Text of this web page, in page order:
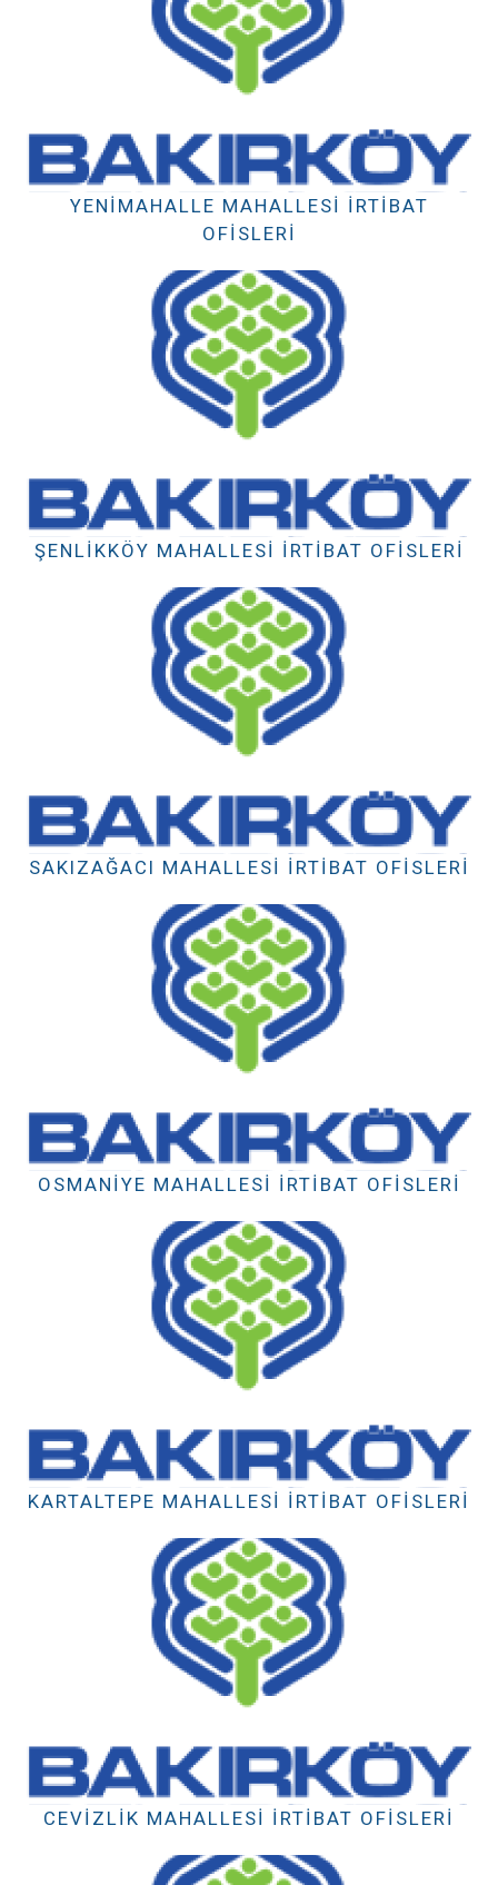
YENIMAHALLE MAHALLESI İRTIBAT
OFISLERI
ŞENLIKKÖY MAHALLESI İRTIBAT OFISLERI
SAKIZAĞACI MAHALLESI İRTIBAT OFISLERI
OSMANIYE MAHALLESI İRTIBAT OFISLERI
KARTALTEPE MAHALLESI İRTIBAT OFISLERI
CEVIZLIK MAHALLESI İRTIBAT OFISLERI